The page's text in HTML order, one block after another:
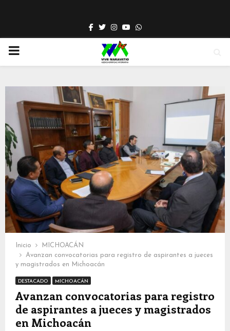
Facebook
TwitterInstagram
YoutubeWhatsapp
PRIMARY
Inicio
MICHOACÁN
Avanzan convocatorias para registro de aspirantes a jueces
y magistrados en Michoacán
DESTACADO MICHOACÁN
Avanzan convocatorias para registro
de aspirantes a jueces y magistrados
en Michoacán